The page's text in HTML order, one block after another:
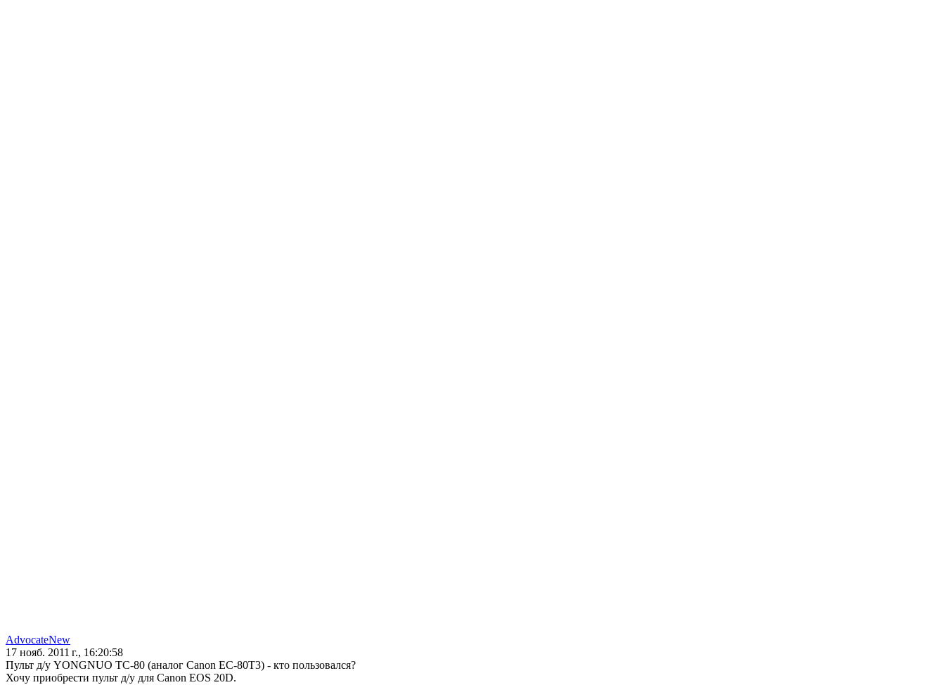
AdvocateNew
17 нояб. 2011 г., 16:20:58
Пульт д/у YONGNUO TC-80 (аналог Canon ЕС-80Т3) - кто пользовался?
Хочу приобрести пульт д/у для Canon EOS 20D.